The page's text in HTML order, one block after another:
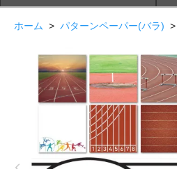
ホーム > パターンペーパー(バラ) >